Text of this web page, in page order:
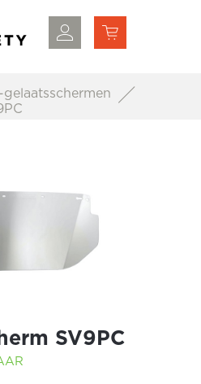
SV9PC